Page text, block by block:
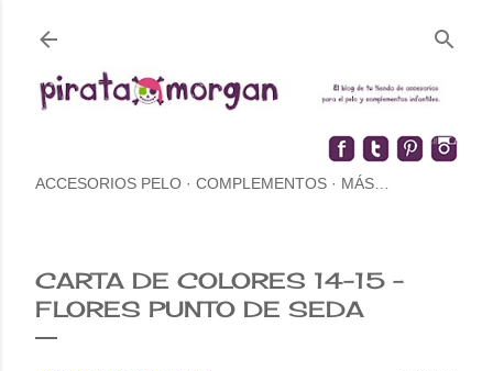
ACCESORIOS PELO COMPLEMENTOS MÁS…
CARTA DE COLORES 14-15 -
FLORES PUNTO DE SEDA